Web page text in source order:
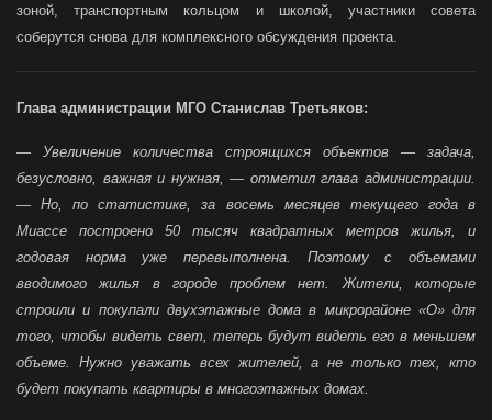
зоной, транспортным кольцом и школой, участники совета
соберутся снова для комплексного обсуждения проекта.
Глава администрации МГО Станислав Третьяков:
— Увеличение количества строящихся объектов — задача,
безусловно, важная и нужная, — отметил глава администрации.
— Но, по статистике, за восемь месяцев текущего года в
Миассе построено 50 тысяч квадратных метров жилья, и
годовая норма уже перевыполнена. Поэтому с объемами
вводимого жилья в городе проблем нет. Жители, которые
строили и покупали двухэтажные дома в микрорайоне «О» для
того, чтобы видеть свет, теперь будут видеть его в меньшем
объеме. Нужно уважать всех жителей, а не только тех, кто
будет покупать квартиры в многоэтажных домах.